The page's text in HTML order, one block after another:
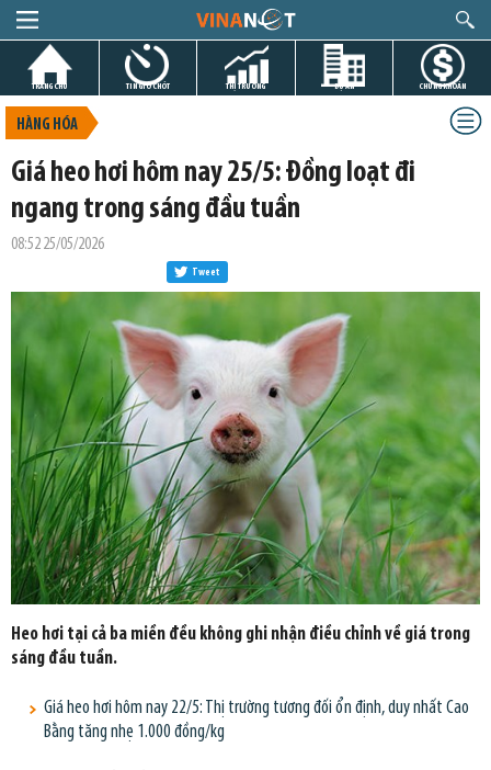
TRANG CHỦ TIN GIỜ CHÓT THỊ TRƯỜNG DỰ ÁN CHỨNG KHOÁN
HÀNG HÓA
Giá heo hơi hôm nay 25/5: Đồng loạt đi
ngang trong sáng đầu tuần
08:52 25/05/2026
Tweet
Heo hơi tại cả ba miền đều không ghi nhận điều chỉnh về giá trong
sáng đầu tuần.
Giá heo hơi hôm nay 22/5: Thị trường tương đối ổn định, duy nhất Cao
Bằng tăng nhẹ 1.000 đồng/kg